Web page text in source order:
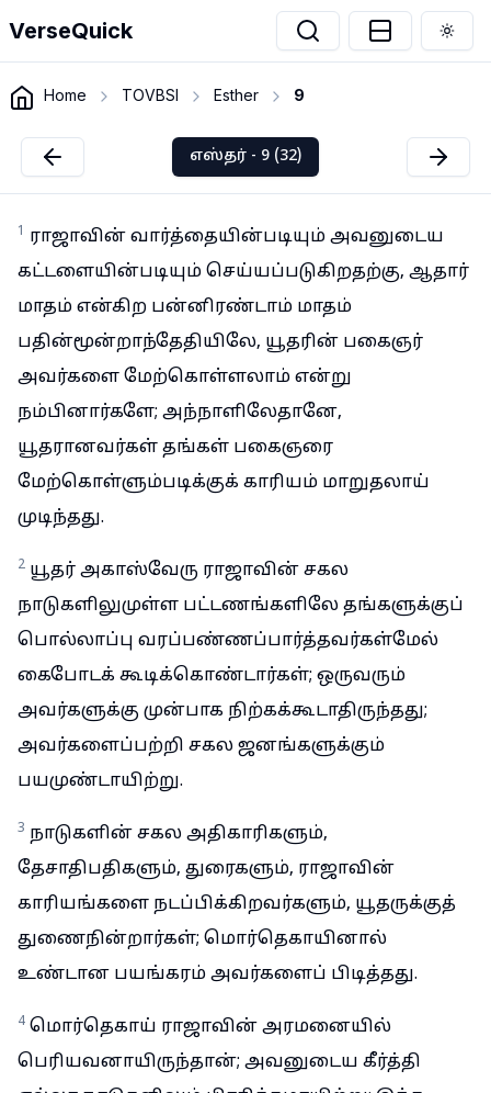
VerseQuick
Home TOVBSI Esther 9
எஸ்தர் - 9 (32)
1 ராஜாவின் வார்த்தையின்படியும் அவனுடைய
கட்டளையின்படியும் செய்யப்படுகிறதற்கு, ஆதார்
மாதம் என்கிற பன்னிரண்டாம் மாதம்
பதின்மூன்றாந்தேதியிலே, யூதரின் பகைஞர்
அவர்களை மேற்கொள்ளலாம் என்று
நம்பினார்களே; அந்நாளிலேதானே,
யூதரானவர்கள் தங்கள் பகைஞரை
மேற்கொள்ளும்படிக்குக் காரியம் மாறுதலாய்
முடிந்தது.
2 யூதர் அகாஸ்வேரு ராஜாவின் சகல
நாடுகளிலுமுள்ள பட்டணங்களிலே தங்களுக்குப்
பொல்லாப்பு வரப்பண்ணப்பார்த்தவர்கள்மேல்
கைபோடக் கூடிக்கொண்டார்கள்; ஒருவரும்
அவர்களுக்கு முன்பாக நிற்கக்கூடாதிருந்தது;
அவர்களைப்பற்றி சகல ஜனங்களுக்கும்
பயமுண்டாயிற்று.
3 நாடுகளின் சகல அதிகாரிகளும்,
தேசாதிபதிகளும், துரைகளும், ராஜாவின்
காரியங்களை நடப்பிக்கிறவர்களும், யூதருக்குத்
துணைநின்றார்கள்; மொர்தெகாயினால்
உண்டான பயங்கரம் அவர்களைப் பிடித்தது.
4 மொர்தெகாய் ராஜாவின் அரமனையில்
பெரியவனாயிருந்தான்; அவனுடைய கீர்த்தி